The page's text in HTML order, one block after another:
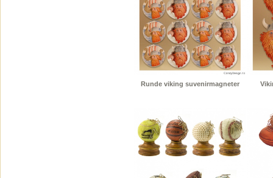
Runde viking suvenirmagneter